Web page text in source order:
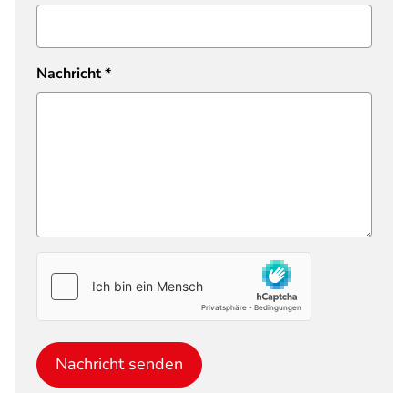
Nachricht*
Nachricht senden